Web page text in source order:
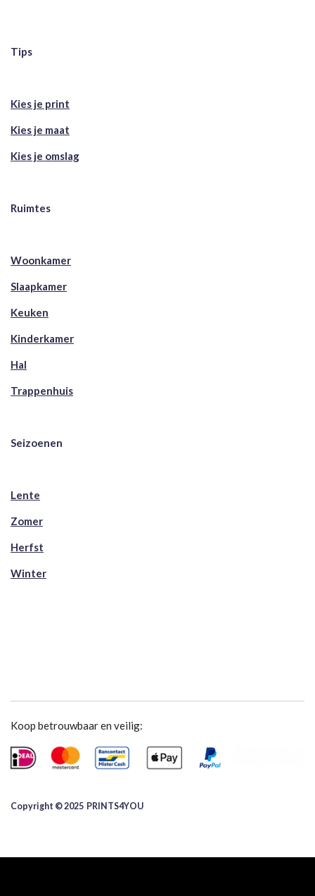
Tips
Kies je print
Kies je maat
Kies je omslag
Ruimtes
Woonkamer
Slaapkamer
Keuken
Kinderkamer
Hal
Trappenhuis
Seizoenen
Lente
Zomer
Herfst
Winter
Koop betrouwbaar en veilig:
Copyright © 2025 ​PRINTS4YOU